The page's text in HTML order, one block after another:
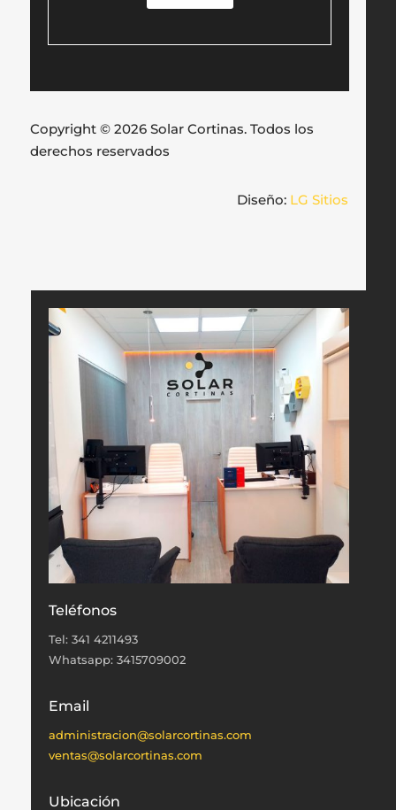
Copyright © 2026 Solar Cortinas. Todos los
derechos reservados
Diseño: LG Sitios
Teléfonos
Tel: 341 4211493
Whatsapp: 3415709002
Email
administracion@solarcortinas.com
ventas@solarcortinas.com
Ubicación